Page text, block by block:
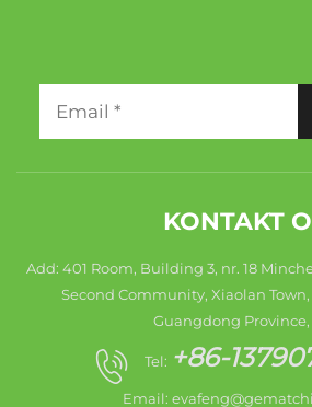
KONTAKT
Add: 401 Room, Building 3, nr. 18
Second Community, Xiaolan
Guangdong Province,
Tel: +86-
Email: